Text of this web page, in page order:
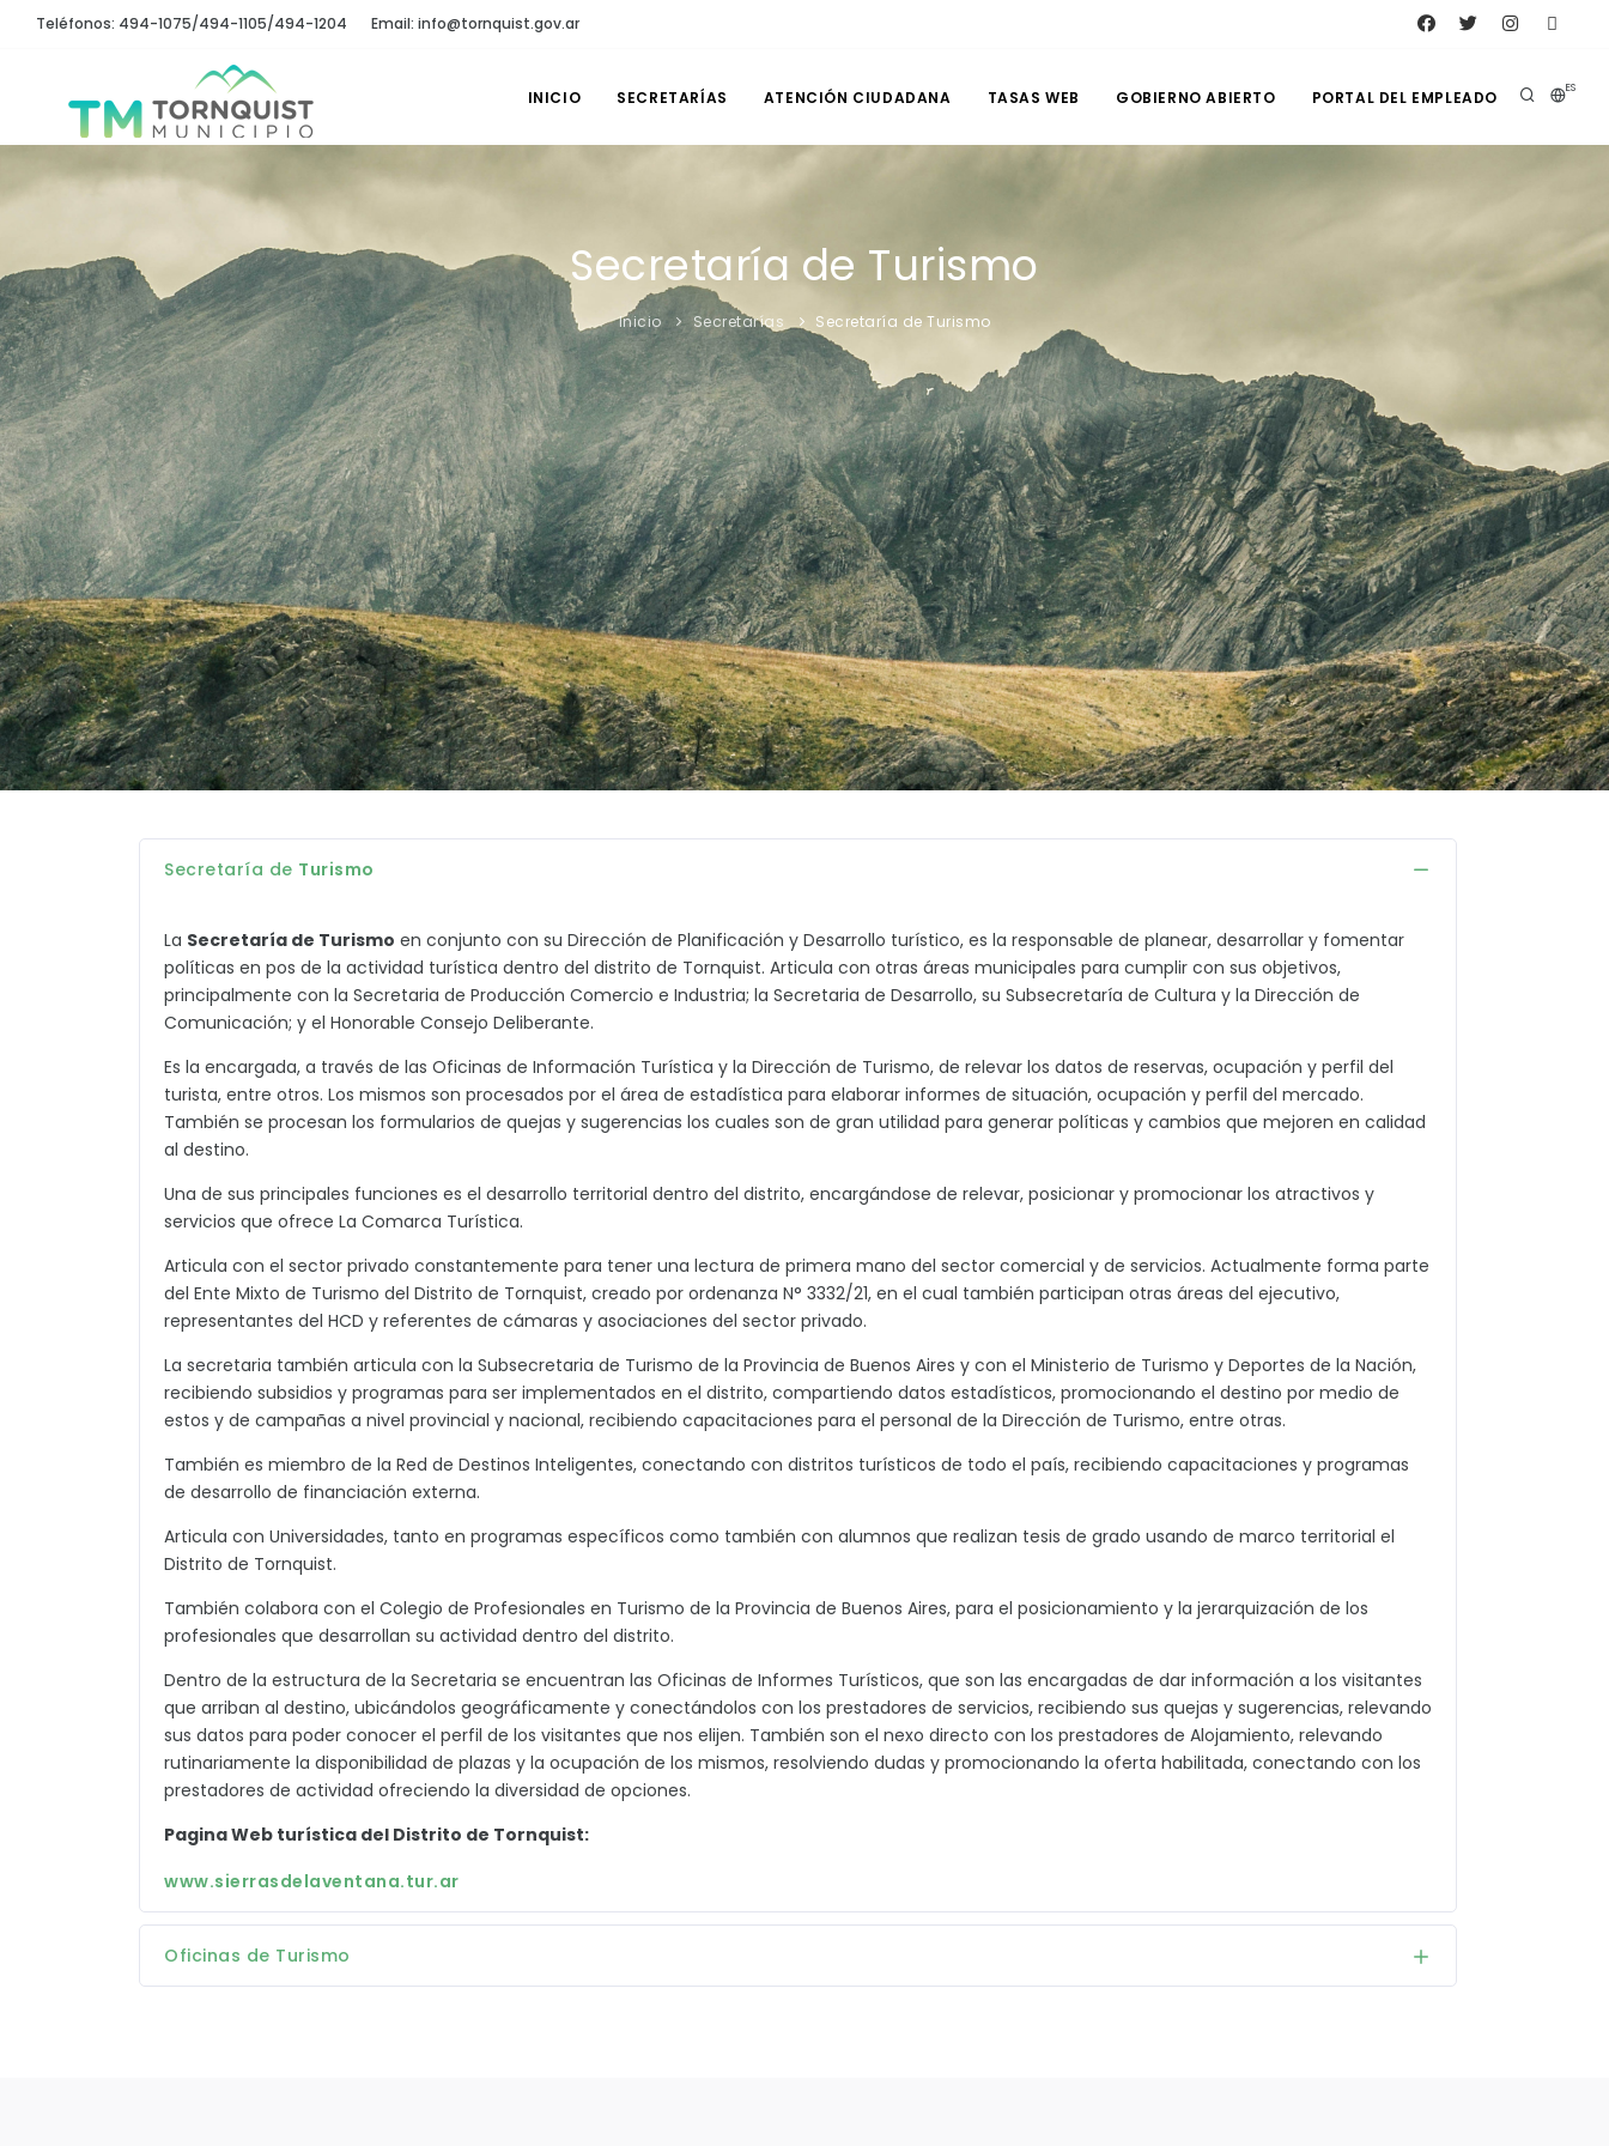
Teléfonos: 494-1075/494-1105/494-1204 Email: info@tornquist.gov.ar
ES
INICIO SECRETARÍAS ATENCIÓN CIUDADANA TASAS WEB GOBIERNO ABIERTO PORTAL DEL EMPLEADO
Secretaría de Turismo
Inicio Secretarías Secretaría de Turismo
Secretaría de Turismo
La Secretaría de Turismo en conjunto con su Dirección de Planificación y Desarrollo turístico, es la responsable de planear, desarrollar y fomentar
políticas en pos de la actividad turística dentro del distrito de Tornquist. Articula con otras áreas municipales para cumplir con sus objetivos,
principalmente con la Secretaria de Producción Comercio e Industria; la Secretaria de Desarrollo, su Subsecretaría de Cultura y la Dirección de
Comunicación; y el Honorable Consejo Deliberante.
Es la encargada, a través de las Oficinas de Información Turística y la Dirección de Turismo, de relevar los datos de reservas, ocupación y perfil del
turista, entre otros. Los mismos son procesados por el área de estadística para elaborar informes de situación, ocupación y perfil del mercado.
También se procesan los formularios de quejas y sugerencias los cuales son de gran utilidad para generar políticas y cambios que mejoren en calidad
al destino.
Una de sus principales funciones es el desarrollo territorial dentro del distrito, encargándose de relevar, posicionar y promocionar los atractivos y
servicios que ofrece La Comarca Turística.
Articula con el sector privado constantemente para tener una lectura de primera mano del sector comercial y de servicios. Actualmente forma parte
del Ente Mixto de Turismo del Distrito de Tornquist, creado por ordenanza N° 3332/21, en el cual también participan otras áreas del ejecutivo,
representantes del HCD y referentes de cámaras y asociaciones del sector privado.
La secretaria también articula con la Subsecretaria de Turismo de la Provincia de Buenos Aires y con el Ministerio de Turismo y Deportes de la Nación,
recibiendo subsidios y programas para ser implementados en el distrito, compartiendo datos estadísticos, promocionando el destino por medio de
estos y de campañas a nivel provincial y nacional, recibiendo capacitaciones para el personal de la Dirección de Turismo, entre otras.
También es miembro de la Red de Destinos Inteligentes, conectando con distritos turísticos de todo el país, recibiendo capacitaciones y programas
de desarrollo de financiación externa.
Articula con Universidades, tanto en programas específicos como también con alumnos que realizan tesis de grado usando de marco territorial el
Distrito de Tornquist.
También colabora con el Colegio de Profesionales en Turismo de la Provincia de Buenos Aires, para el posicionamiento y la jerarquización de los
profesionales que desarrollan su actividad dentro del distrito.
Dentro de la estructura de la Secretaria se encuentran las Oficinas de Informes Turísticos, que son las encargadas de dar información a los visitantes
que arriban al destino, ubicándolos geográficamente y conectándolos con los prestadores de servicios, recibiendo sus quejas y sugerencias, relevando
sus datos para poder conocer el perfil de los visitantes que nos elijen. También son el nexo directo con los prestadores de Alojamiento, relevando
rutinariamente la disponibilidad de plazas y la ocupación de los mismos, resolviendo dudas y promocionando la oferta habilitada, conectando con los
prestadores de actividad ofreciendo la diversidad de opciones.
Pagina Web turística del Distrito de Tornquist:
www.sierrasdelaventana.tur.ar
Oficinas de Turismo